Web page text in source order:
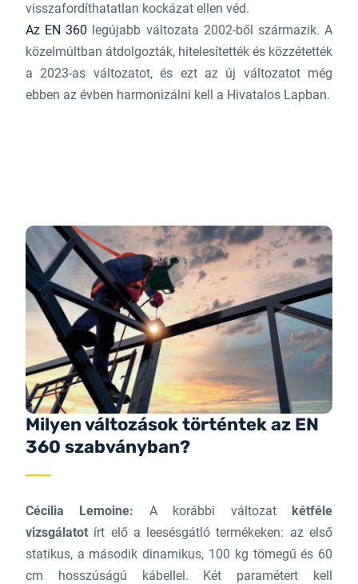
visszafordíthatatlan kockázat ellen véd.
Az EN 360 legújabb változata 2002-ből származik. A
közelmúltban átdolgozták, hitelesítették és közzétették
a 2023-as változatot, és ezt az új változatot még
ebben az évben harmonizálni kell a Hivatalos Lapban.
Milyen változások történtek az EN
360 szabványban?
Cécilia Lemoine: A korábbi változat kétféle
vizsgálatotírt elő a leesésgátló termékeken: az első
statikus, a második dinamikus, 100 kg tömegű és 60
cm hosszúságú kábellel. Két paramétert kell